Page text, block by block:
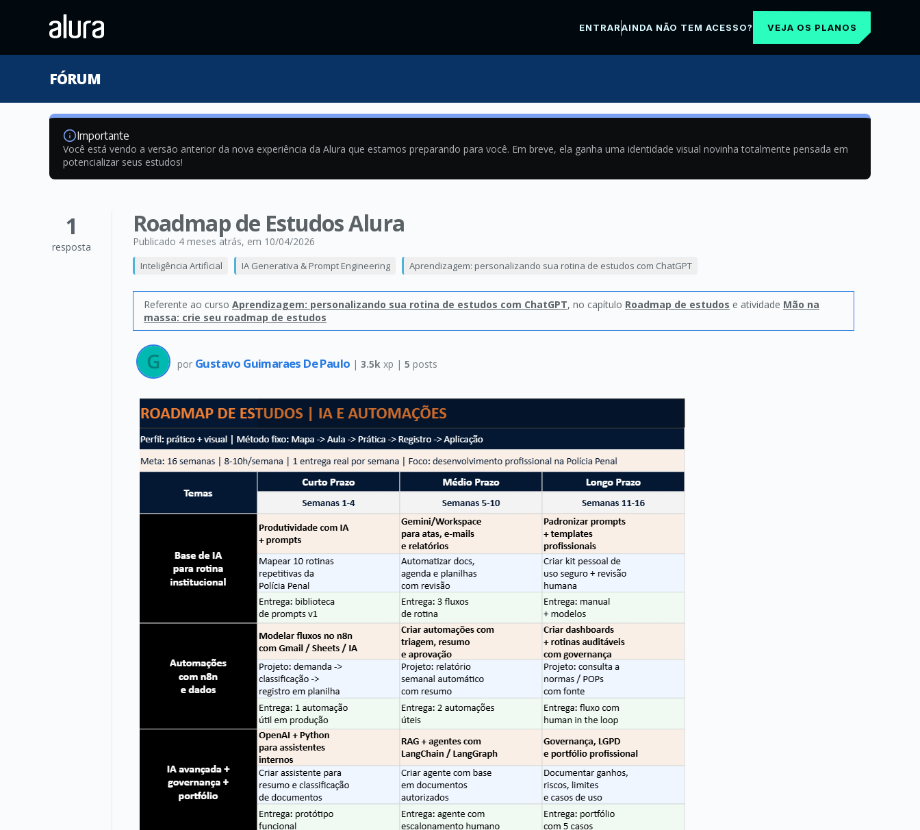
ENTRARAINDA NÃO TEM ACESSO? VEJA OS PLANOS
FÓRUM
Importante
Você está vendo a versão anterior da nova experiência da Alura que estamos preparando para você. Em breve, ela ganha uma identidade visual novinha totalmente pensada em
potencializar seus estudos!
1
resposta
Roadmap de Estudos Alura
Publicado 4 meses atrás, em 10/04/2026
Inteligência Artificial IA Generativa & Prompt Engineering Aprendizagem: personalizando sua rotina de estudos com ChatGPT
Referente ao curso Aprendizagem: personalizando sua rotina de estudos com ChatGPT, no capítulo Roadmap de estudos e atividade Mão na
massa: crie seu roadmap de estudos
por Gustavo Guimaraes De Paulo | 3.5k xp | 5 posts